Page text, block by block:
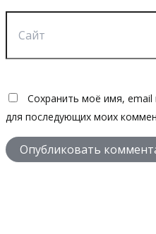
Сайт
Сохранить моё имя, email
для последующих моих